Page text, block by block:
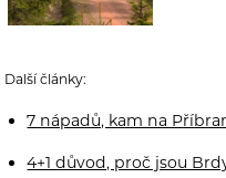
Další články:
7 nápadů, kam na
4+1 důvod, proč jsou